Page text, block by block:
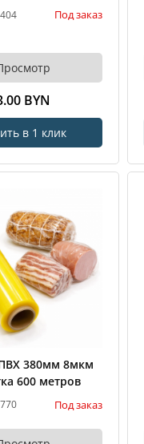
Под заказ
BYN
в 1 клик
380мм 8мкм
600 метров
Под заказ